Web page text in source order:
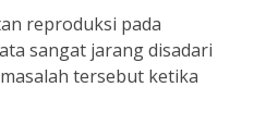
reproduksi pada
sangat jarang disadari
tersebut ketika